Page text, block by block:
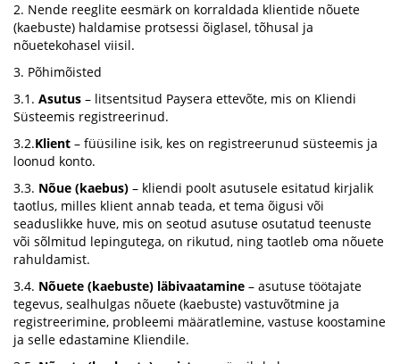
2. Nende reeglite eesmärk on korraldada klientide nõuete
(kaebuste) haldamise protsessi õiglasel, tõhusal ja
nõuetekohasel viisil.
3. Põhimõisted
3.1. Asutus – litsentsitud Paysera ettevõte, mis on Kliendi
Süsteemis registreerinud.
3.2.Klient – füüsiline isik, kes on registreerunud süsteemis ja
loonud konto.
3.3. Nõue (kaebus) – kliendi poolt asutusele esitatud kirjalik
taotlus, milles klient annab teada, et tema õigusi või
seaduslikke huve, mis on seotud asutuse osutatud teenuste
või sõlmitud lepingutega, on rikutud, ning taotleb oma nõuete
rahuldamist.
3.4. Nõuete (kaebuste) läbivaatamine – asutuse töötajate
tegevus, sealhulgas nõuete (kaebuste) vastuvõtmine ja
registreerimine, probleemi määratlemine, vastuse koostamine
ja selle edastamine Kliendile.